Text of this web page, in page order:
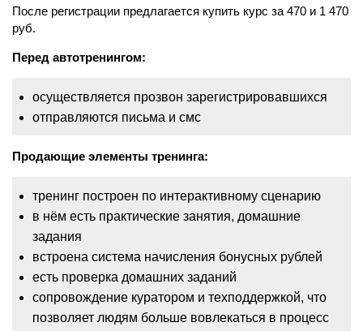
После регистрации предлагается купить курс за 470 и 1 470
руб.
Перед автотренингом:
осуществляется прозвон зарегистрировавшихся
отправляются письма и смс
Продающие элементы тренинга:
тренинг построен по интерактивному сценарию
в нём есть практические занятия, домашние
задания
встроена система начисления бонусных рублей
есть проверка домашних заданий
сопровождение куратором и техподдержкой, что
позволяет людям больше вовлекаться в процесс